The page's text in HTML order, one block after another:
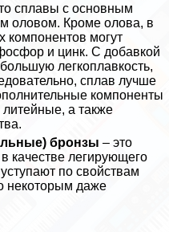
сплавы с основным
оловом. Кроме олова, в
компонентов могут
и цинк. С добавкой
легкоплавкость,
сплав лучше
компоненты
а также
бронзы – это
качестве легирующего
по свойствам
некоторым даже